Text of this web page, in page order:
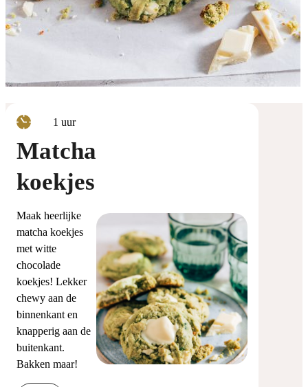
1 uur
uur
Matcha
koekjes
Maak heerlijke
matcha koekjes
met witte
chocolade
koekjes! Lekker
chewy aan de
binnenkant en
knapperig aan de
buitenkant.
Bakken maar!